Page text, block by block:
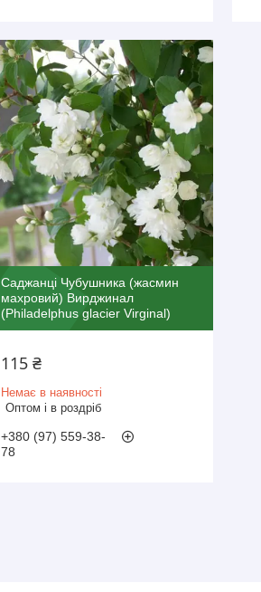
Саджанці Чубушника (жасмин
махровий) Вирджинал
(Philadelphus glacier Virginal)
115 ₴
Немає в наявності
Оптом і в роздріб
+380 (97) 559-38-
78